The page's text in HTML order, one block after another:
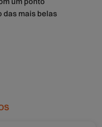
das mais belas